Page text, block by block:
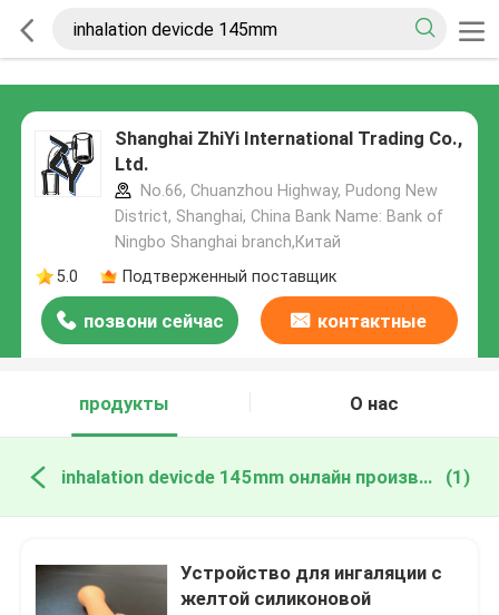
Shanghai ZhiYi International Trading Co.,
Ltd.
No.66, Chuanzhou Highway, Pudong New
District, Shanghai, China Bank Name: Bank of
Ningbo Shanghai branch,Китай
5.0
Подтверженный поставщик
позвони сейчас контактные
продукты
О нас
inhalation devicde 145mm онлайн производство (1)
Устройство для ингаляции с
желтой силиконовой